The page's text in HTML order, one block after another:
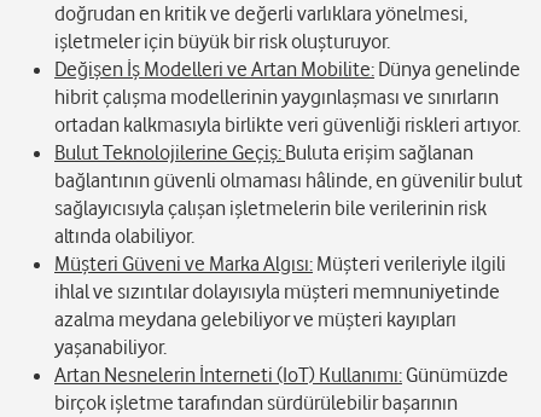
doğrudan en kritik ve değerli varlıklara yönelmesi,
işletmeler için büyük bir risk oluşturuyor.
Değişen İş Modelleri ve Artan Mobilite: Dünya genelinde
hibrit çalışma modellerinin yaygınlaşması ve sınırların
ortadan kalkmasıyla birlikte veri güvenliği riskleri artıyor.
Bulut Teknolojilerine Geçiş: Buluta erişim sağlanan
bağlantının güvenli olmaması hâlinde, en güvenilir bulut
sağlayıcısıyla çalışan işletmelerin bile verilerinin risk
altında olabiliyor.
Müşteri Güveni ve Marka Algısı: Müşteri verileriyle ilgili
ihlal ve sızıntılar dolayısıyla müşteri memnuniyetinde
azalma meydana gelebiliyor ve müşteri kayıpları
yaşanabiliyor.
Artan Nesnelerin İnterneti (IoT) Kullanımı:Günümüzde
birçok işletme tarafından sürdürülebilir başarının